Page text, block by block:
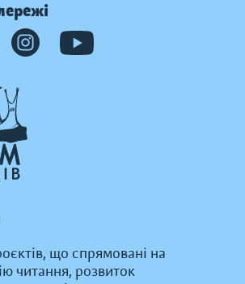
що спрямовані на
читання, розвиток